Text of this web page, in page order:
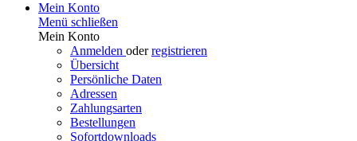
Mein Konto
Menü schließen
Mein Konto
Anmelden oderregistrieren
Übersicht
Persönliche Daten
Adressen
Zahlungsarten
Bestellungen
Sofortdownloads